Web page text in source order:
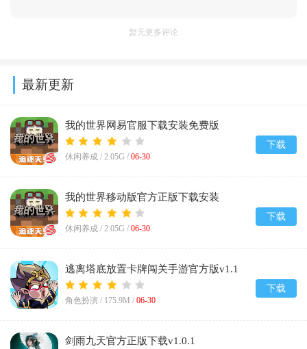
暂无更多评论
最新更新
我的世界网易官服下载安装免费版
v3.8.25.293531
休闲养成 / 2.05G / 06-30
下载
我的世界移动版官方正版下载安装
v3.8.25.293531
休闲养成 / 2.05G / 06-30
下载
逃离塔底放置卡牌闯关手游官方版v1.1
角色扮演 / 175.9M / 06-30
下载
剑雨九天官方正版下载v1.0.1